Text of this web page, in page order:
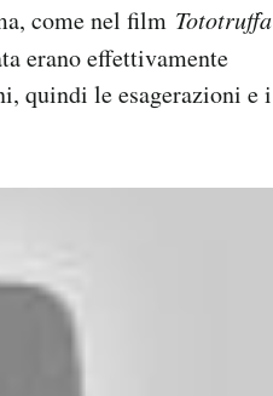
come nel film Tototruffa
erano effettivamente
quindi le esagerazioni e i